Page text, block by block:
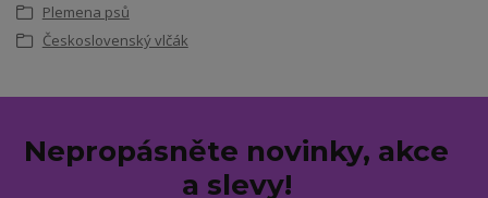
Plemena psů
Československý vlčák
Nepropásněte novinky, akce
a slevy!